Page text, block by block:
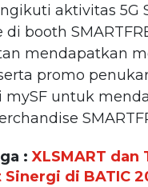
aktivitas 5G
di booth
mendapatkan
promo
mySF untuk
:XLSMART dan
Sinergi di BATIC